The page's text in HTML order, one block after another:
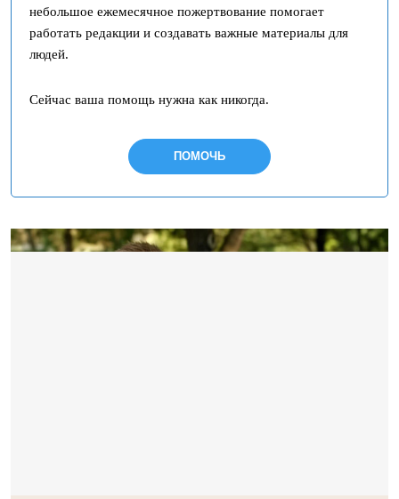
небольшое ежемесячное пожертвование помогает
работать редакции и создавать важные материалы для
людей.
Сейчас ваша помощь нужна как никогда.
ПОМОЧЬ